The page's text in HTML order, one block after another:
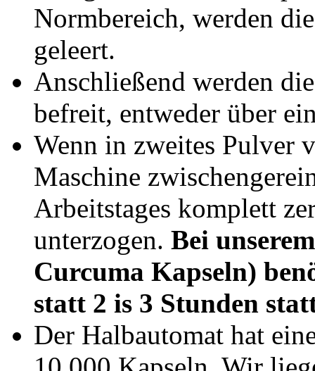
Normbereich, werden
geleert.
Anschließend werden
befreit, entweder über
Wenn in zweites Pulver
Maschine
Arbeitstages komplett
unterzogen. Bei
Curcuma Kapseln)
statt 2 is 3 Stunden
Der Halbautomat hat